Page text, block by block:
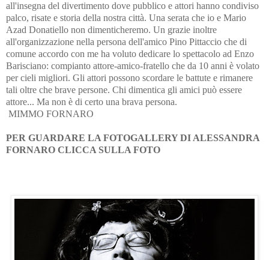
all'insegna del divertimento dove pubblico e attori hanno condiviso
palco, risate e storia della nostra città. Una serata che io e Mario
Azad Donatiello non dimenticheremo. Un grazie inoltre
all'organizzazione nella persona dell'amico Pino Pittaccio che di
comune accordo con me ha voluto dedicare lo spettacolo ad Enzo
Barisciano: compianto attore-amico-fratello che da 10 anni è volato
per cieli migliori. Gli attori possono scordare le battute e rimanere
tali oltre che brave persone. Chi dimentica gli amici può essere
attore... Ma non è di certo una brava persona.
MIMMO FORNARO
PER GUARDARE LA FOTOGALLERY DI ALESSANDRA
FORNARO CLICCA SULLA FOTO